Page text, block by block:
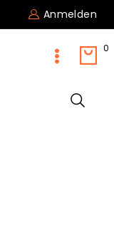
Anmelden
0